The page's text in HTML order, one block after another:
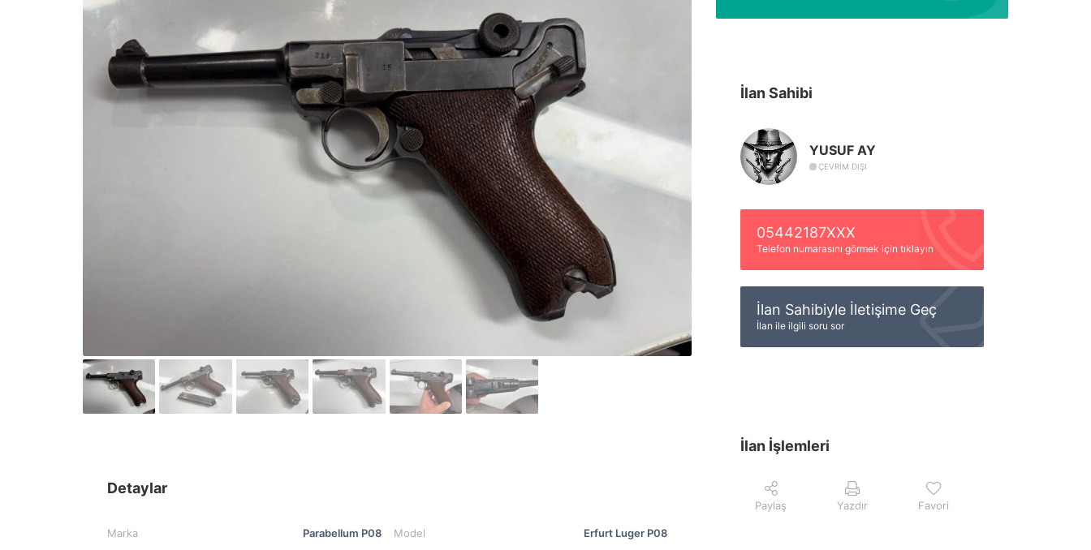
Detaylar
Marka Parabellum P08 Model Erfurt Luger P08
İlan Sahibi
YUSUF AY
ÇEVRIM DIŞI
05442187XXX
Telefon numarasını görmek için tıklayın
İlan Sahibiyle İletişime Geç
İlan ile ilgili soru sor
İlan İşlemleri
Paylaş Yazdır Favori